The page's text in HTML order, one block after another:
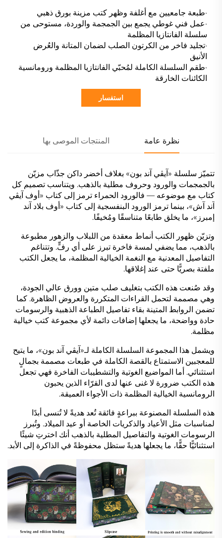
·طبعة جامعيين مع أغلفة وظهر كتب مزينة بورق ذهبي
·عمل فني غوطي يجمع بين الجمجمة والوردة، مستوحى من
سلسلة الفانتازيا المظلمة
·تجليد فاخر من الكرتون الصلب لضمان المتانة والعُرض
الأنيق
·طقم السلسلة الكاملة لمُحبّي الفانتازيا المظلمة ورومانسية
الكائنات الخارقة
استفسار
نظرة عامة المنتجات الموصى بها
تتميّز سلسلة «آيڤي آند بون» بغلاف أخضر داكن جذّاب مزيّن
بالجمجمات والورود وحروف مطلية بالذهب. ويتناسب تصميم كل
كتاب مع موضوعه — فالورود الحمراء ترمز إلى كتاب «أوف آيڤي
آند آش»، بينما ترمز الورود البنفسجية إلى كتاب «أوف بلاد آند
إمبرز»، ما يخلق طابعًا متناسقًا ومُخيفًا.
وتزيّن ظهور الكتب أنماط معقدة من اللبلاب والزهور مطبوعة
بالذهب، مما يضفي لمسة فاخرة تبرز على أي رفٍّ. وتتناغم
التفاصيل المعدنية مع النغمة الخيالية المظلمة، ما يجعل الكتب
ملفتة بصريًّا حتى عند إغلاقها.
وقد صُنعت هذه الكتب بتغليف صلب متين وورق عالي الجودة،
وهي مصممة لتحمل القراءات المتكررة والعروض الظاهرة. كما
تضمن الروابط المتينة بقاء تفاصيل الطباعة الذهبية والرسومات
حادة وواضحة، ما يجعلها إضافات دائمة لأي مجموعة كتب خيالية
مظلمة.
ويشمل هذا المجموعة السلسلة الكاملة لـ«آيڤي آند بون»، ما يتيح
للمعجبين الاستمتاع بالقصة الكاملة في طبعات مصممة بجمالٍ
استثنائي. أما المواضيع الغوتية والتشطيبات الفاخرة فهي تجعل
هذه الكتب ضرورة لا غنى عنها لدى القرّاء الذين يحبون
الرومانسية الخيالية المظلمة ذات الأجواء العميقة.
هذه السلسلة المصنوعة ببراعةٍ فائقة تُعد هديةً لا تُنسى أبدًا
لمناسبات مثل الأعياد والذكريات الخاصة أو عيد الميلاد. وتُبرز
الرسومات الغوتية والتفاصيل المطلية بالذهب أنك اخترتِ شيئًا
استثنائيًّا حقًّا، ما يجعلها هديةً ستظل محفوظةً في الذاكرة إلى الأبد.